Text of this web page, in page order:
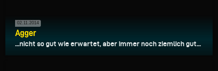
02.11.2014
Agger
...nicht so gut wie erwartet, aber immer noch ziemlich gut...